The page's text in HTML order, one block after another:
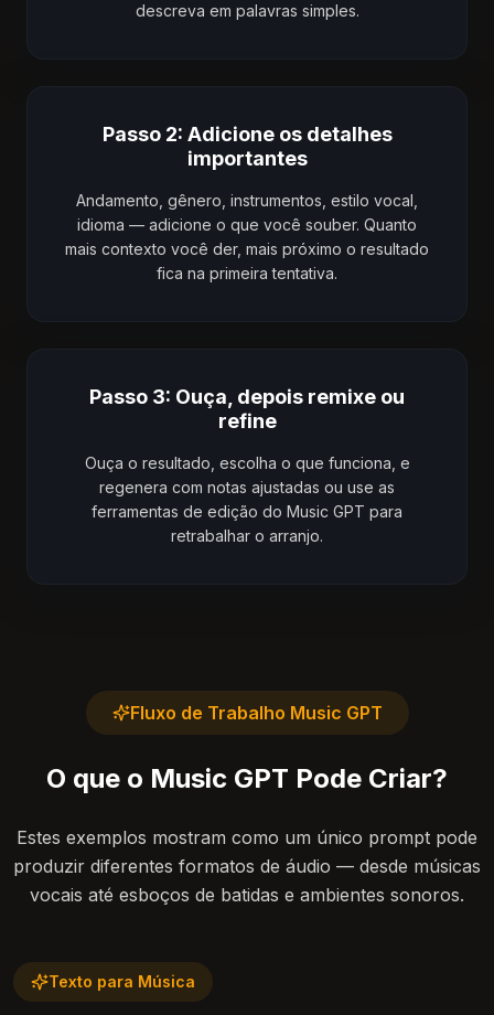
descreva em palavras simples.
Passo 2: Adicione os detalhes
importantes
Andamento, gênero, instrumentos, estilo vocal,
idioma — adicione o que você souber. Quanto
mais contexto você der, mais próximo o resultado
fica na primeira tentativa.
Passo 3: Ouça, depois remixe ou
refine
Ouça o resultado, escolha o que funciona, e
regenera com notas ajustadas ou use as
ferramentas de edição do Music GPT para
retrabalhar o arranjo.
Fluxo de Trabalho Music GPT
O que o Music GPT Pode Criar?
Estes exemplos mostram como um único prompt pode
produzir diferentes formatos de áudio — desde músicas
vocais até esboços de batidas e ambientes sonoros.
Texto para Música